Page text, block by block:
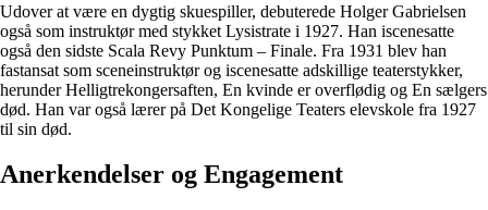
Udover at være en dygtig skuespiller, debuterede Holger Gabrielsen
også som instruktør med stykket Lysistrate i 1927. Han iscenesatte
også den sidste Scala Revy Punktum – Finale. Fra 1931 blev han
fastansat som sceneinstruktør og iscenesatte adskillige teaterstykker,
herunder Helligtrekongersaften, En kvinde er overflødig og En sælgers
død. Han var også lærer på Det Kongelige Teaters elevskole fra 1927
til sin død.
Anerkendelser og Engagement